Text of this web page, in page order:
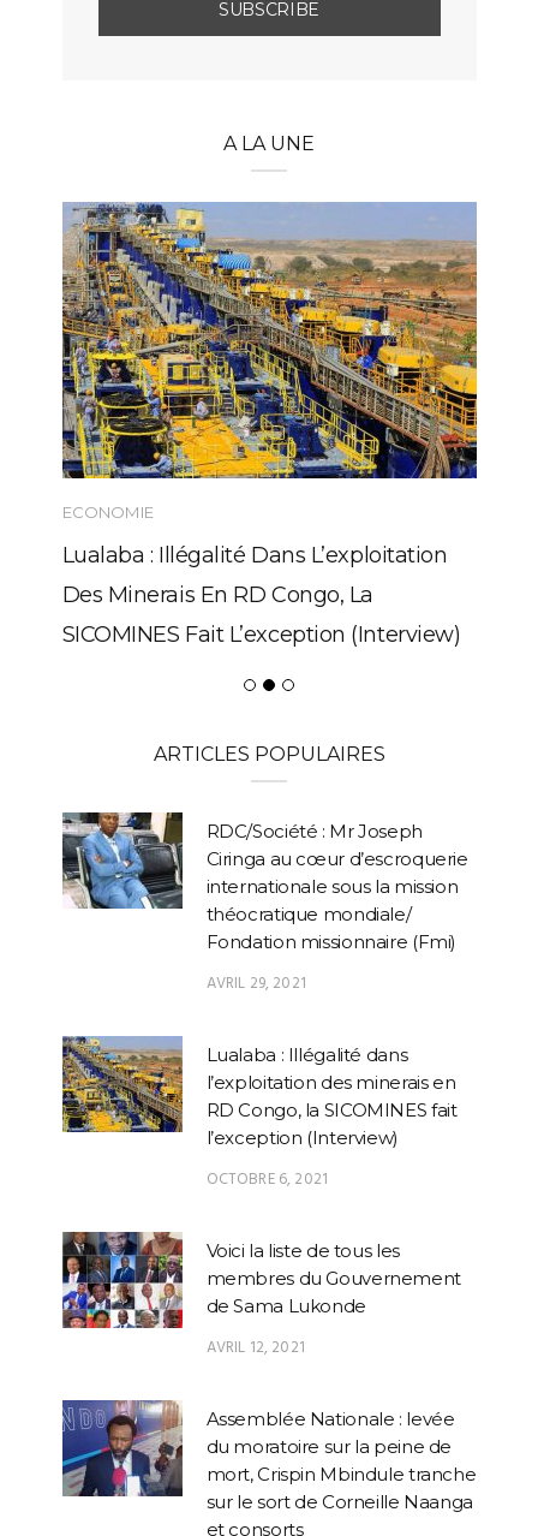
A LA UNE
ECONOMIE
Lualaba : Illégalité Dans L’exploitation
Des Minerais En RD Congo, La
SICOMINES Fait L’exception (Interview)
ARTICLES POPULAIRES
RDC/Société : Mr Joseph
Ciringa au cœur d’escroquerie
internationale sous la mission
théocratique mondiale/
Fondation missionnaire (Fmi)
AVRIL 29, 2021
Lualaba : Illégalité dans
l’exploitation des minerais en
RD Congo, la SICOMINES fait
l’exception (Interview)
OCTOBRE 6, 2021
Voici la liste de tous les
membres du Gouvernement
de Sama Lukonde
AVRIL 12, 2021
Assemblée Nationale : levée
du moratoire sur la peine de
mort, Crispin Mbindule tranche
sur le sort de Corneille Naanga
et consorts